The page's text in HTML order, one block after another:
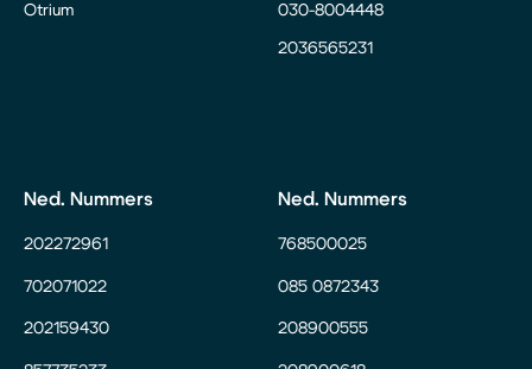
Otrium 030-8004448
2036565231
Ned. Nummers
202272961
702071022
202159430
Ned. Nummers
768500025
085 0872343
208900555